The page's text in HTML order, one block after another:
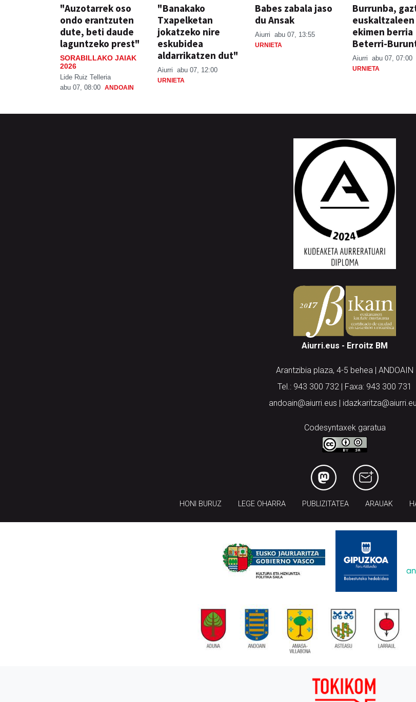
"Auzotarrek oso
ondo erantzuten
dute, beti daude
laguntzeko prest"
SORABILLAKO JAIAK
2026
Lide Ruiz Telleria
abu 07, 08:00 ANDOAIN
"Banakako
Txapelketan
jokatzeko nire
eskubidea
aldarrikatzen dut"
Aiurri abu 07, 12:00
URNIETA
Babes zabala jaso
du Ansak
Aiurri abu 07, 13:55
URNIETA
Burrunba,
euskaltzaleen
ekimen berria
Beterri-
Aiurri abu 07, 07:00
URNIETA
Aiurri.eus - Erroitz BM
Arantzibia plaza, 4-5 behea | ANDOAIN
Tel.: 943 300 732 | Faxa: 943 300 731
andoain@aiurri.eus |
Codesyntaxek garatua
HONI BURUZ LEGE OHARRA PUBLIZITATEA ARAUAK